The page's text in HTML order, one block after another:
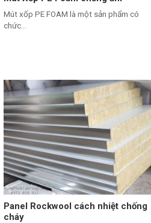
Mút xốp PE FOAM là một sản phẩm có
chức...
Panel Rockwool cách nhiệt chống
cháy